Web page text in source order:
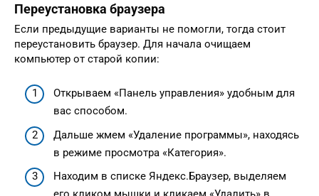
Переустановка браузера
Если предыдущие варианты не помогли, тогда стоит
переустановить браузер. Для начала очищаем
компьютер от старой копии:
Открываем «Панель управления» удобным для
вас способом.
Дальше жмем «Удаление программы», находясь
в режиме просмотра «Категория».
Находим в списке Яндекс.Браузер, выделяем